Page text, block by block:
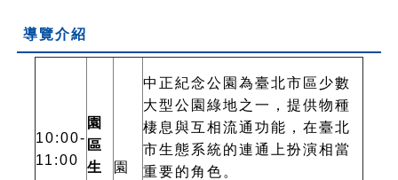
導覽介紹
10:00-
11:00
園
區
生
園
中正紀念公園為臺北市區少數
大型公園綠地之一，提供物種
棲息與互相流通功能，在臺北
市生態系統的連通上扮演相當
重要的角色。